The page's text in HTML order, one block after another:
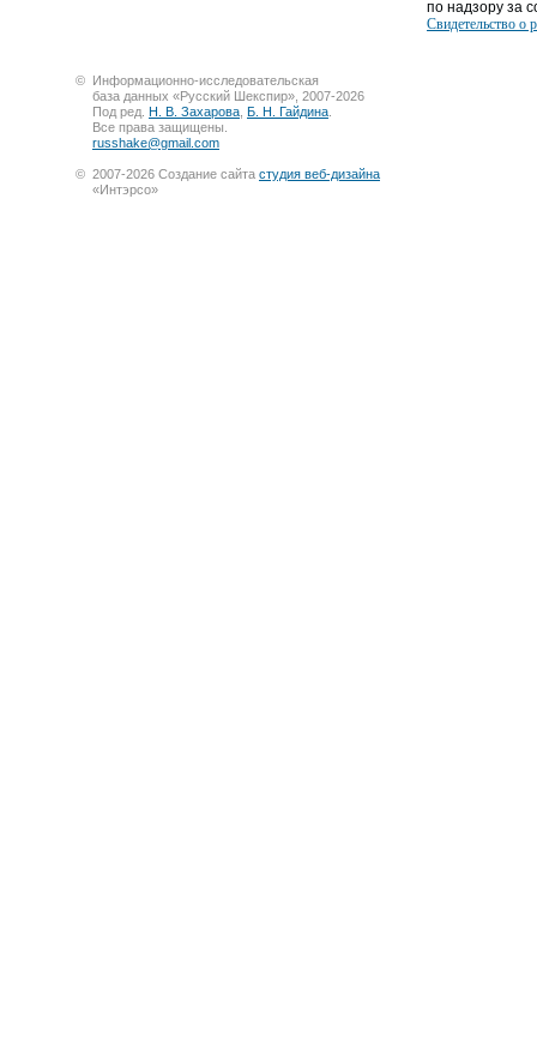
© Информационно-исследовательская
база данных «Русский Шекспир», 2007-2026
Под ред. Н. В. Захарова Б. Н. Гайдина
Все права защищены.
russhake@gmail.com
© 2007-2026 Создание сайта студия веб-дизайна
«Интэрсо»
по надзору за
Свидетельство о